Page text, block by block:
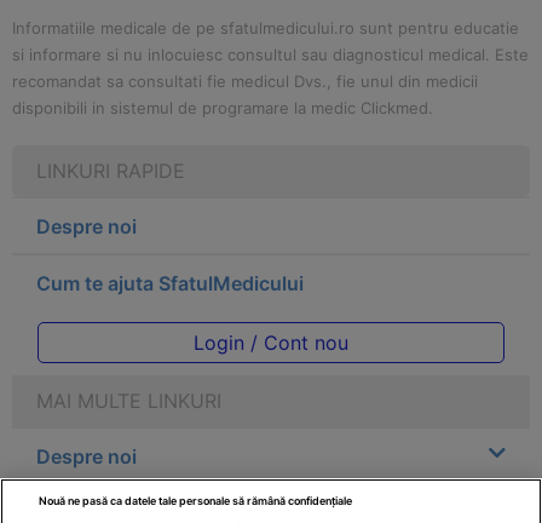
Informatiile medicale de pe sfatulmedicului.ro sunt pentru educatie
si informare si nu inlocuiesc consultul sau diagnosticul medical. Este
recomandat sa consultati fie medicul Dvs., fie unul din medicii
disponibili in sistemul de programare la medic Clickmed.
LINKURI RAPIDE
Despre noi
Cum te ajuta SfatulMedicului
Login / Cont nou
MAI MULTE LINKURI
Despre noi
Legal
Nouă ne pasă ca datele tale personale să rămână confidențiale